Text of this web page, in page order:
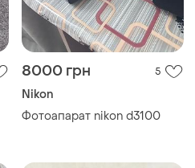
8000 грн 5
Nikon
Фотоапарат nikon d3100